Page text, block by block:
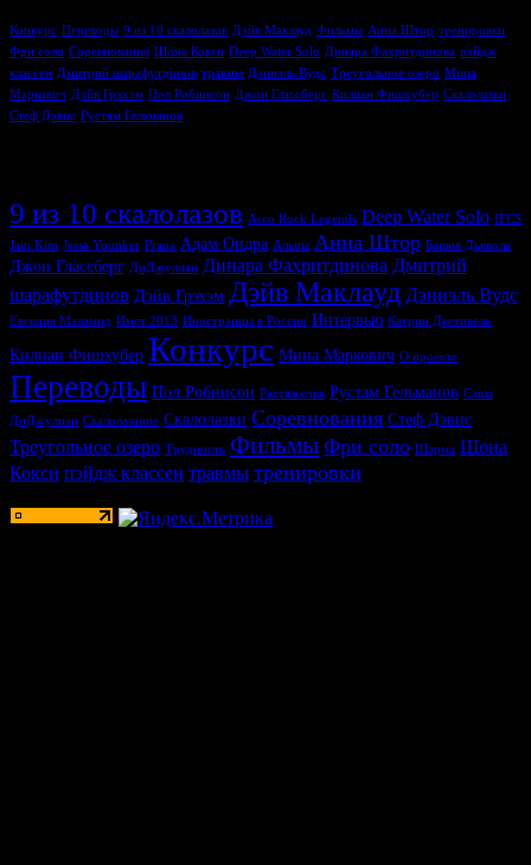
Конкурс Переводы 9 из 10 скалолазов Дэйв Маклауд Фильмы Анна Штор тренировки
Фри соло Соревнования Шона Кокси Deep Water Solo Динара Фахритдинова пэйдж
классен Дмитрий шарафутдинов травмы Дэниэль Вудс Треугольное озеро Мина
Маркович Дэйв Грэхэм Пол Робинсон Джон Глассберг Килиан Фишхубер Скалолазки
Стеф Дэвис Рустам Гельманов
9 из 10 скалолазов Arco Rock Legends Deep Water Solo IFCS
Jain Kim Jessa Younker Prana Адам Ондра Альпы Анна Штор Башня Дьявола
Джон Глассберг ДиДжулиан Динара Фахритдинова Дмитрий
шарафутдинов Дэйв Грэхэм Дэйв Маклауд Дэниэль Вудс
Евгения Маламид Имст 2013 Иностранцы в России Интервью Катрин Дестивель
Килиан Фишхубер Конкурс Мина Маркович О проекте
Переводы Пол Робинсон Растяжечка Рустам Гельманов Саша
ДиДжулиан Скалолазание Скалолазки Соревнования Стеф Дэвис
Треугольное озеро Трудность Фильмы Фри соло Шарма Шона
Кокси пэйдж классен травмы тренировки